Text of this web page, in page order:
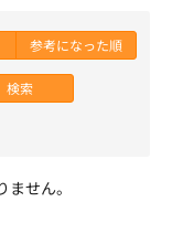
参考になった順
検索
せん。